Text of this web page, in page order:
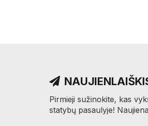
Pirmieji sužinokite, kas
statybų pasaulyje!